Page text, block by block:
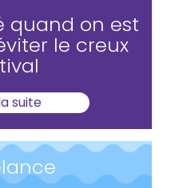
quand on est
le creux
suite